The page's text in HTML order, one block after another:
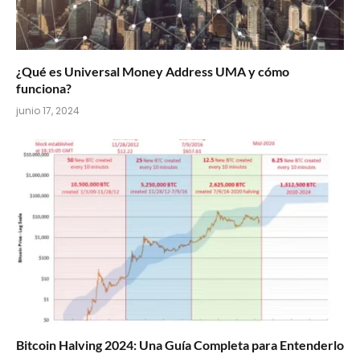
¿Qué es Universal Money Address UMA y cómo
funciona?
junio 17, 2024
Bitcoin Halving 2024: Una Guía Completa para Entenderlo